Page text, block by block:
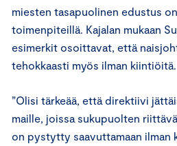
miesten tasapuolinen edustus
toimenpiteillä. Kajalan mukaan
esimerkit osoittavat, että
tehokkaasti myös ilman kiintiöitä.
”Olisi tärkeää, että direktiivi
maille, joissa sukupuolten
on pystytty saavuttamaan ilman